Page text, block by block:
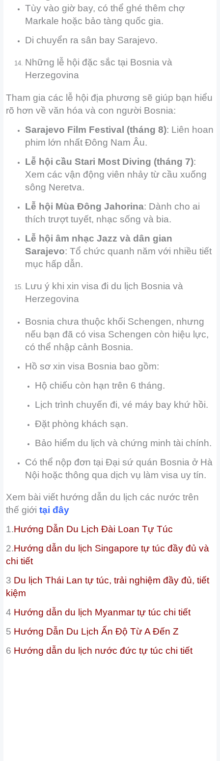
Tùy vào giờ bay, có thể ghé thêm chợ
Markale hoặc bảo tàng quốc gia.
Di chuyển ra sân bay Sarajevo.
Những lễ hội đặc sắc tại Bosnia và
Herzegovina
Tham gia các lễ hội địa phương sẽ giúp bạn hiểu
rõ hơn về văn hóa và con người Bosnia:
Sarajevo Film Festival (tháng 8): Liên hoan
phim lớn nhất Đông Nam Âu.
Lễ hội cầu Stari Most Diving (tháng 7):
Xem các vận động viên nhảy từ cầu xuống
sông Neretva.
Lễ hội Mùa Đông Jahorina: Dành cho ai
thích trượt tuyết, nhạc sống và bia.
Lễ hội âm nhạc Jazz và dân gian
Sarajevo: Tổ chức quanh năm với nhiều tiết
mục hấp dẫn.
Lưu ý khi xin visa đi du lịch Bosnia và
Herzegovina
Bosnia chưa thuộc khối Schengen, nhưng
nếu bạn đã có visa Schengen còn hiệu lực,
có thể nhập cảnh Bosnia.
Hồ sơ xin visa Bosnia bao gồm:
Hộ chiếu còn hạn trên 6 tháng.
Lịch trình chuyến đi, vé máy bay khứ hồi.
Đặt phòng khách sạn.
Bảo hiểm du lịch và chứng minh tài chính.
Có thể nộp đơn tại Đại sứ quán Bosnia ở Hà
Nội hoặc thông qua dịch vụ làm visa uy tín.
Xem bài viết hướng dẫn du lịch các nước trên
thế giớitại đây
1.Hướng Dẫn Du Lịch Đài Loan Tự Túc
2.Hướng dẫn du lịch Singapore tự túc đầy đủ và
chi tiết
3 Du lịch Thái Lan tự túc, trải nghiệm đầy đủ, tiết
kiệm
4 Hướng dẫn du lịch Myanmar tự túc chi tiết
5 Hướng Dẫn Du Lịch Ấn Độ Từ A Đến Z
6 Hướng dẫn du lịch nước đức tự túc chi tiết